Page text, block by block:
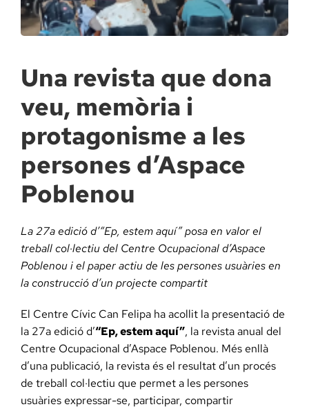
Àmbit
Una revista que dona
veu, memòria i
protagonisme a les
persones d’Aspace
Poblenou
La 27a edició d’“Ep, estem aquí” posa en valor el
treball col·lectiu del Centre Ocupacional d’Aspace
Poblenou i el paper actiu de les persones usuàries en
la construcció d’un projecte compartit
El Centre Cívic Can Felipa ha acollit la presentació de
la 27a edició d’“Ep, estem aquí”, la revista anual del
Centre Ocupacional d’Aspace Poblenou. Més enllà
d’una publicació, la revista és el resultat d’un procés
de treball col·lectiu que permet a les persones
usuàries expressar-se, participar, compartir